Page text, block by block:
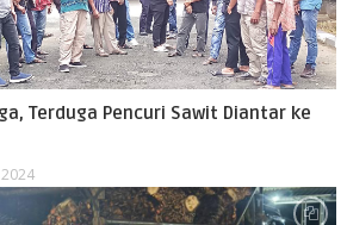
Terduga Pencuri Sawit Diantar ke